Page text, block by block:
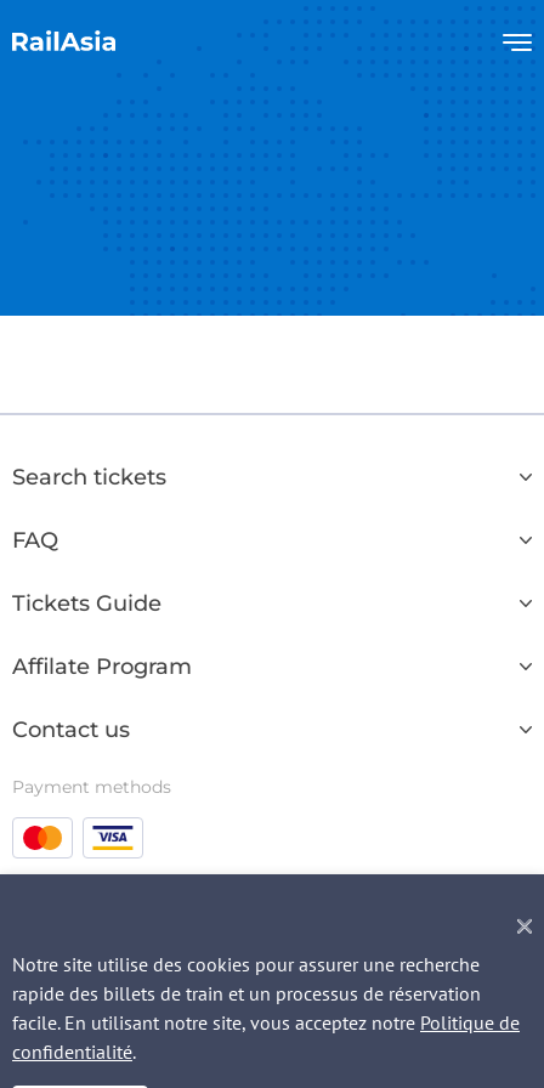
Search tickets
FAQ
Tickets Guide
Affilate Program
Contact us
Payment methods
© 2003 - 2026
QUICK REQUEST
Notre site utilise des cookies pour assurer une recherche
rapide des billets de train et un processus de réservation
facile. En utilisant notre site, vous acceptez notre Politique de
confidentialité.